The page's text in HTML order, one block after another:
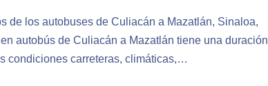
de los autobuses de Culiacán a Mazatlán, Sinaloa,
autobús de Culiacán a Mazatlán tiene una duración
condiciones carreteras, climáticas,…